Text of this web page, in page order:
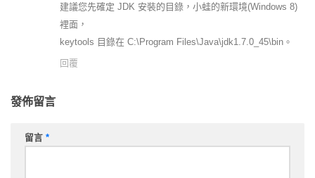
建議您先確定 JDK 安裝的目錄，小蛙的新環境(Windows 8)
裡面，
keytools 目錄在 C:\Program Files\Java\jdk1.7.0_45\bin。
回覆
發佈留言
留言 *